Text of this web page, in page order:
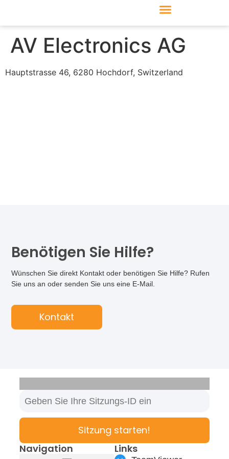
AV Electronics AG
Hauptstrasse 46, 6280 Hochdorf, Switzerland
Benötigen Sie Hilfe?
Wünschen Sie direkt Kontakt oder benötigen Sie Hilfe? Rufen
Sie uns an oder senden Sie uns eine E-Mail.
Kontakt
Navigation Links
Sitzung starten!